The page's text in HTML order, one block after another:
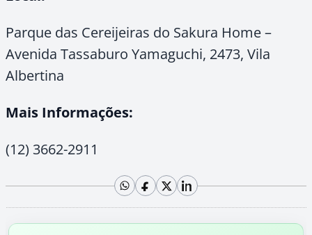
Parque das Cereijeiras do Sakura Home –
Avenida Tassaburo Yamaguchi, 2473, Vila
Albertina
Mais Informações:
(12) 3662-2911